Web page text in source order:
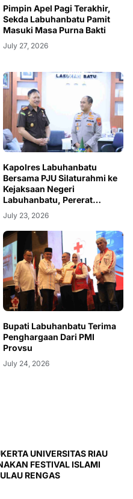
Pimpin Apel Pagi Terakhir,
Sekda Labuhanbatu Pamit
Masuki Masa Purna Bakti
July 27, 2026
Kapolres Labuhanbatu
Bersama PJU Silaturahmi ke
Kejaksaan Negeri
Labuhanbatu, Pererat
Sinergitas di Momen Hari
Bhakti Adhyaksa ke-66
July 23, 2026
Bupati Labuhanbatu Terima
Penghargaan Dari PMI
Provsu
July 24, 2026
UNIVERSITAS RIAU
FESTIVAL ISLAMI
RENGAS